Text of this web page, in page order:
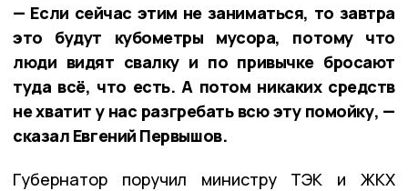
— Если сейчас этим не заниматься, то завтра
это будут кубометры мусора, потому что
люди видят свалку и по привычке бросают
туда всё, что есть. А потом никаких средств
не хватит у нас разгребать всю эту помойку, —
сказал Евгений Первышов.
Губернатор поручил министру ТЭК и ЖКХ